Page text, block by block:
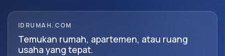
IDRUMAH.COM
Temukan rumah, apartemen, atau ruang
usaha yang tepat.